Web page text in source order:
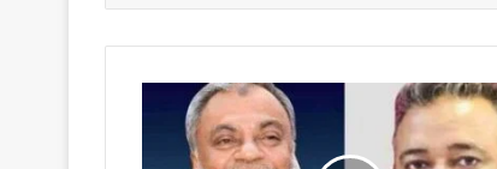
খোকনের
কৃতজ্ঞতা